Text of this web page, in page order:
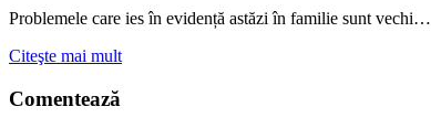
Problemele care ies în evidență astăzi în familie sunt vechi…
Citeşte mai mult
Comentează